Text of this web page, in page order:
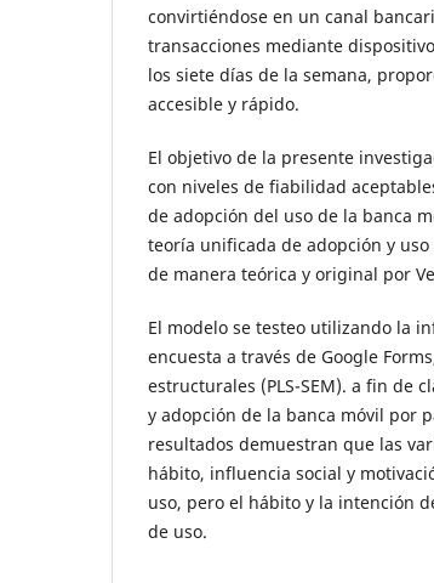
convirtiéndose en un canal
transacciones mediante
los siete días de la semana,
accesible y rápido.
El objetivo de la presente
con niveles de fiabilidad
de adopción del uso de la banca
teoría unificada de adopción y
de manera teórica y original por
El modelo se testeo utilizando la
encuesta a través de Google
estructurales (PLS-SEM). a fin de
y adopción de la banca móvil por
resultados demuestran que las
hábito, influencia social y
uso, pero el hábito y la intención
de uso.